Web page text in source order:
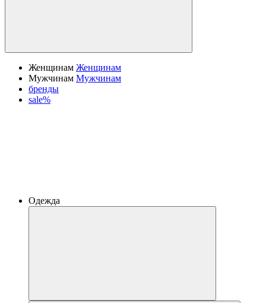
Женщинам Женщинам
Мужчинам Мужчинам
бренды
sale%
Одежда